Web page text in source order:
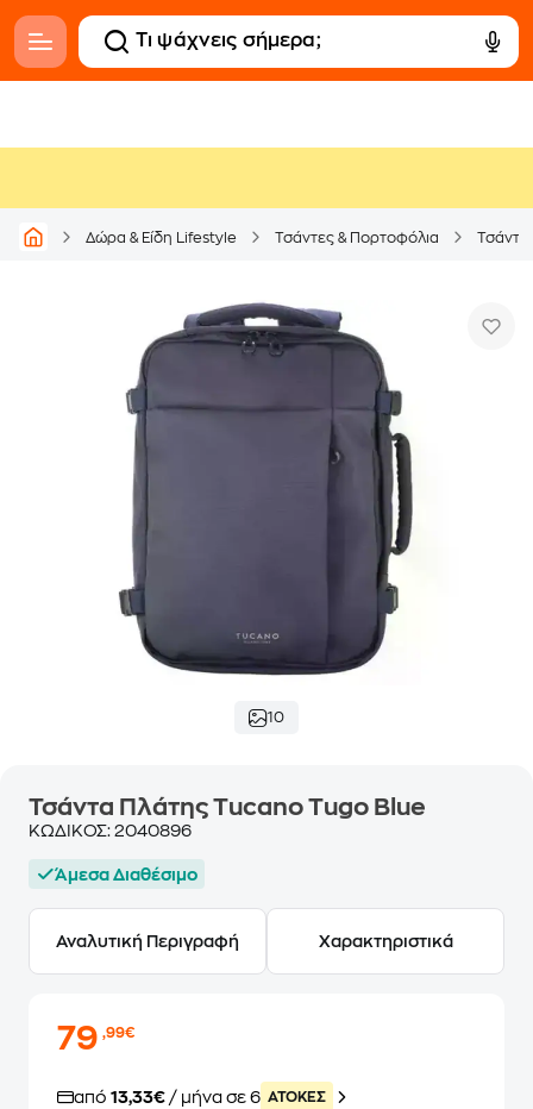
Δώρα & Είδη Lifestyle Τσάντες & Πορτοφόλια
10
Τσάντα Πλάτης Tucano Tugo Blue
ΚΩΔΙΚΟΣ: 2040896
Άμεσα Διαθέσιμο
Αναλυτική Περιγραφή Χαρακτηριστικά
79,99€
από 13,33€ / μήνα σε 6 ATOKEΣ